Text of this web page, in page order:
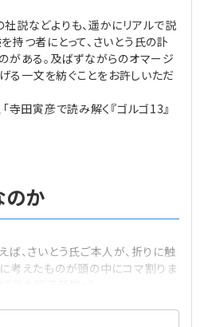
務の処方箋
定試験一問一答
誌上相談室
ント
営学
説などよりも、遥かにリアルで説
持つ者にとって、さいとう氏の訃
がある。及ばずながらのオマージ
げる一文を紡ぐことをお許しいただ
寺田寅彦で読み解く『ゴルゴ13』
のか
ば、さいとう氏ご本人が、折りに触
考えたものが頭の中にコマ割りま